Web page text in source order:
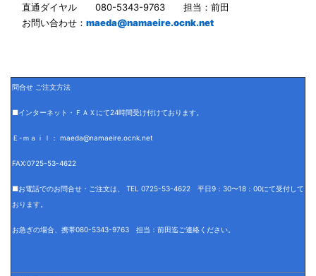
直通ダイヤル 080-5343-9763 担当：前田
お問い合わせ： maeda@namaeire.ocnk.net
問合せ ご注文方法
■インターネット・ＦＡＸにて24時間受け付けております。
Ｅ-ｍａｉｌ： maeda@namaeire.ocnk.net
FAX:0725-53-4622
■お電話でのお問合せ・ご注文は、 TEL 0725-53-4622 平日9：30〜18：00にて受付して
おります。
お急ぎの場合、携帯080-5343-9763 担当：前田迄ご連絡ください。